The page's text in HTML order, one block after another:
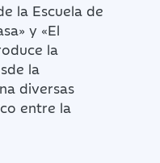
la Escuela de
y «El
la
la
diversas
entre la